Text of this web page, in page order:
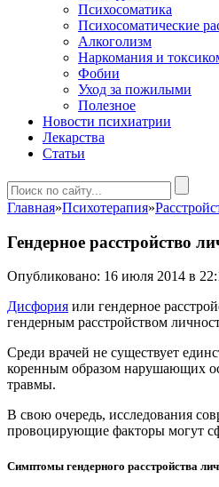
Психосоматика
Психосоматические
Алкоголизм
Наркомания и
Фобии
Уход за пожилыми
Полезное
Новости психиатрии
Лекарства
Статьи
Главная»Психотерапия»
Гендерное расстройство
Опубликовано: 16 июля 2014 в
Дисфория или гендерное
гендерным расстройством
Среди врачей не существует
коренным образом нарушающих
травмы.
В свою очередь, исследования
провоцирующие факторы могут
Симптомы гендерного расстройства